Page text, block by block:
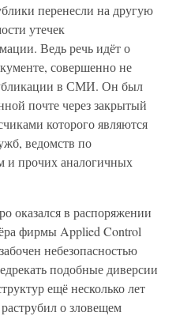
перенесли на другую
утечек
Ведь речь идёт о
совершенно не
в СМИ. Он был
почте через закрытый
которого являются
ведомств по
и прочих аналогичных
оказался в распоряжении
фирмы Applied Control
небезопасностью
подобные диверсии
ещё несколько лет
о зловещем